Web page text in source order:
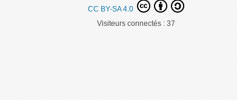
CC BY-SA 4.0
Visiteurs connectés :37